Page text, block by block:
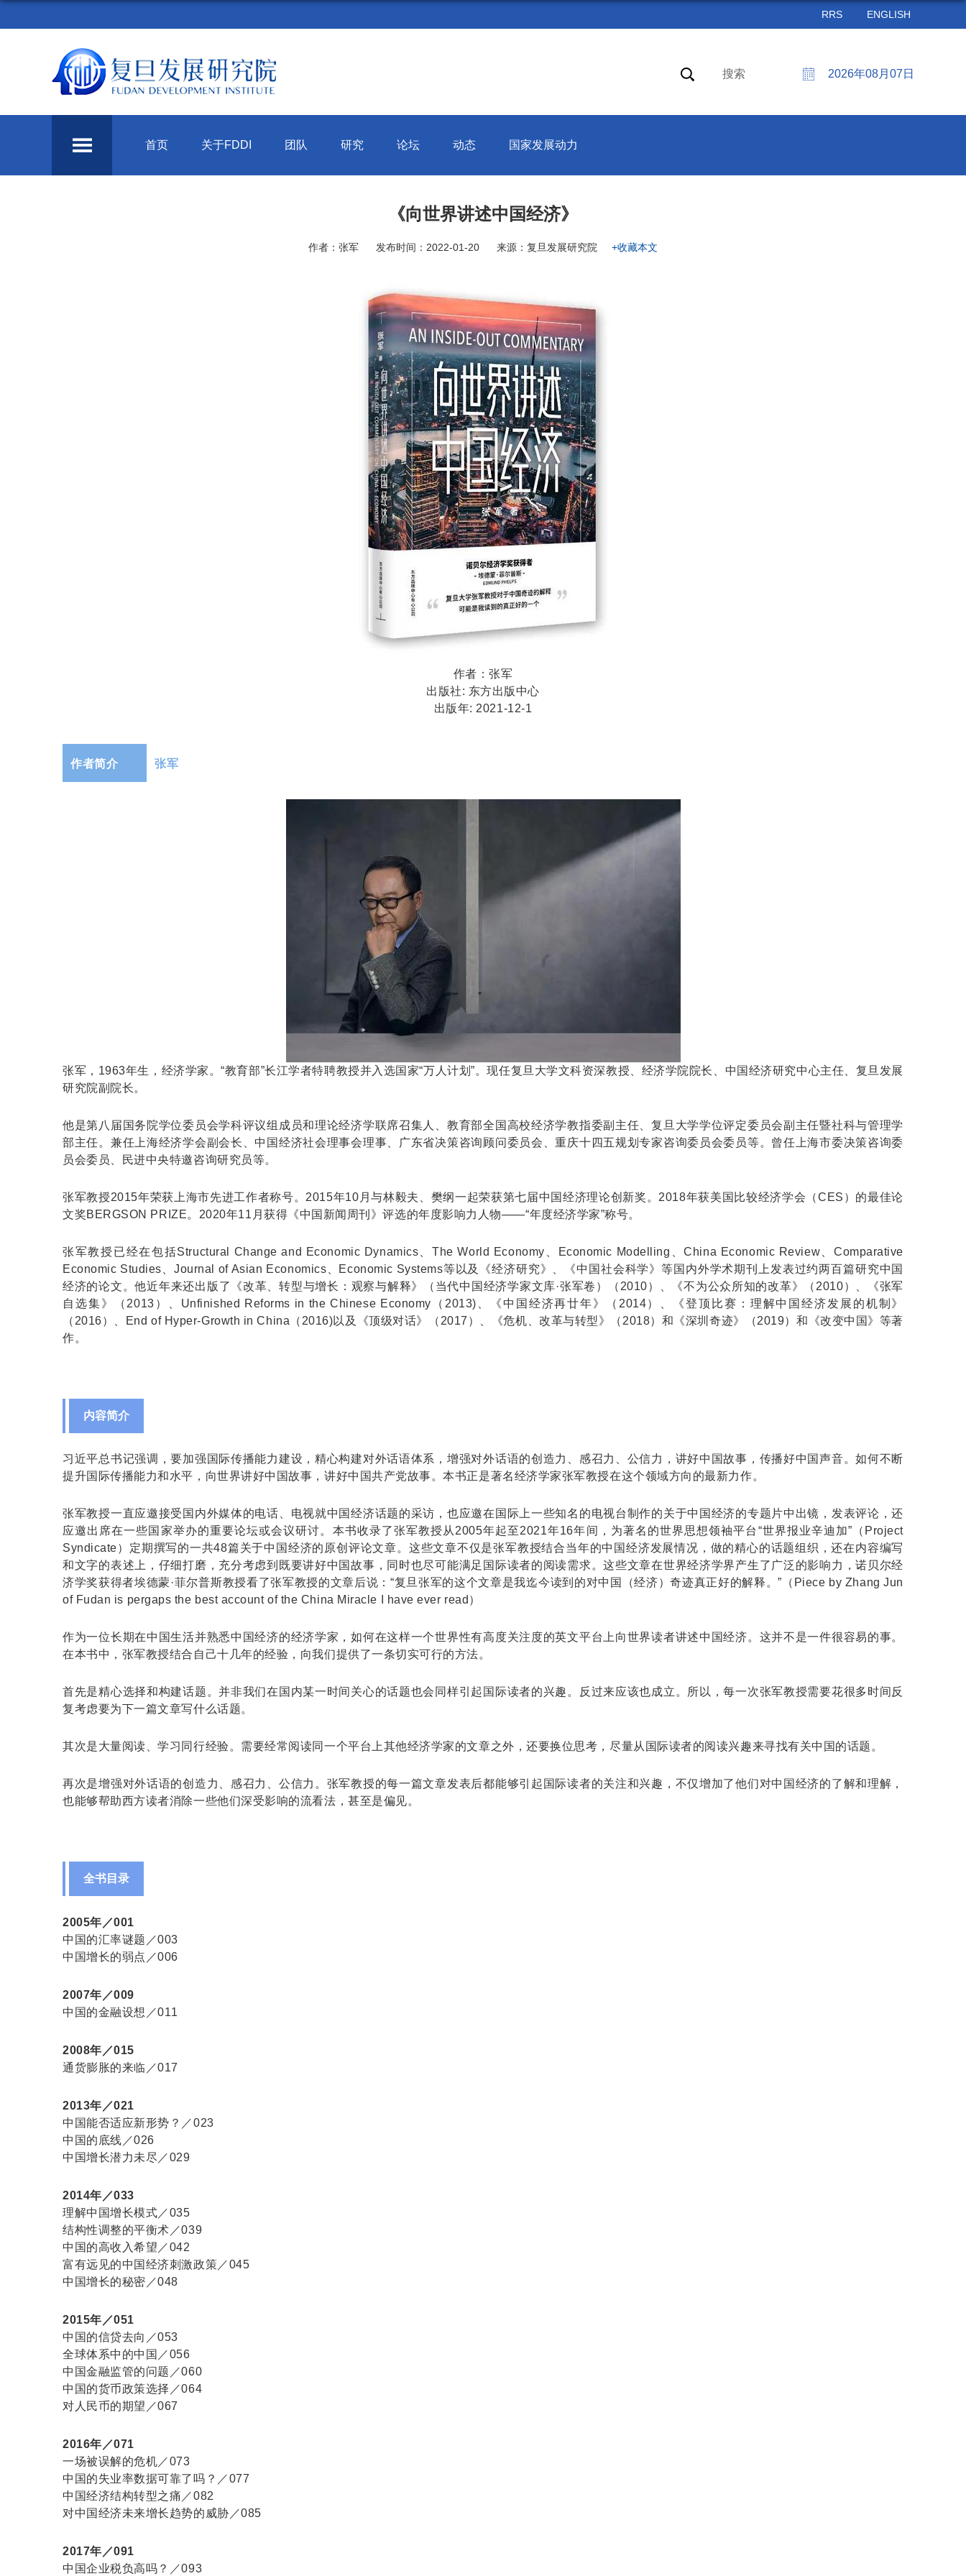
RRS ENGLISH
2026年08月07日
搜索
首页 关于FDDI 团队 研究 论坛 动态 国家发展动力
《向世界讲述中国经济》
作者：张军 发布时间：2022-01-20 来源：复旦发展研究院 +收藏本文
作者：张军
出版社: 东方出版中心
出版年: 2021-12-1
作者简介 张军
张军，1963年生，经济学家。“教育部”长江学者特聘教授并入选国家“万人计划”。现任复旦大学文科资深教授、经济学院院长、中国经济研究中心主任、复旦发展
研究院副院长。
他是第八届国务院学位委员会学科评议组成员和理论经济学联席召集人、教育部全国高校经济学教指委副主任、复旦大学学位评定委员会副主任暨社科与管理学
部主任。兼任上海经济学会副会长、中国经济社会理事会理事、广东省决策咨询顾问委员会、重庆十四五规划专家咨询委员会委员等。曾任上海市委决策咨询委
员会委员、民进中央特邀咨询研究员等。
张军教授2015年荣获上海市先进工作者称号。2015年10月与林毅夫、樊纲一起荣获第七届中国经济理论创新奖。2018年获美国比较经济学会（CES）的最佳论
文奖BERGSON PRIZE。2020年11月获得《中国新闻周刊》评选的年度影响力人物——“年度经济学家”称号。
张军教授已经在包括Structural Change and Economic Dynamics、The World Economy、Economic Modelling、China Economic Review、Comparative
Economic Studies、Journal of Asian Economics、Economic Systems等以及《经济研究》、《中国社会科学》等国内外学术期刊上发表过约两百篇研究中国
经济的论文。他近年来还出版了《改革、转型与增长：观察与解释》（当代中国经济学家文库·张军卷）（2010）、《不为公众所知的改革》（2010）、《张军
自选集》（2013）、Unfinished Reforms in the Chinese Economy（2013)、《中国经济再廿年》（2014）、《登顶比赛：理解中国经济发展的机制》
（2016）、End of Hyper-Growth in China（2016)以及《顶级对话》（2017）、《危机、改革与转型》（2018）和《深圳奇迹》（2019）和《改变中国》等著
作。
内容简介
习近平总书记强调，要加强国际传播能力建设，精心构建对外话语体系，增强对外话语的创造力、感召力、公信力，讲好中国故事，传播好中国声音。如何不断
提升国际传播能力和水平，向世界讲好中国故事，讲好中国共产党故事。本书正是著名经济学家张军教授在这个领域方向的最新力作。
张军教授一直应邀接受国内外媒体的电话、电视就中国经济话题的采访，也应邀在国际上一些知名的电视台制作的关于中国经济的专题片中出镜，发表评论，还
应邀出席在一些国家举办的重要论坛或会议研讨。本书收录了张军教授从2005年起至2021年16年间，为著名的世界思想领袖平台“世界报业辛迪加”（Project
Syndicate）定期撰写的一共48篇关于中国经济的原创评论文章。这些文章不仅是张军教授结合当年的中国经济发展情况，做的精心的话题组织，还在内容编写
和文字的表述上，仔细打磨，充分考虑到既要讲好中国故事，同时也尽可能满足国际读者的阅读需求。这些文章在世界经济学界产生了广泛的影响力，诺贝尔经
济学奖获得者埃德蒙·菲尔普斯教授看了张军教授的文章后说：“复旦张军的这个文章是我迄今读到的对中国（经济）奇迹真正好的解释。”（Piece by Zhang Jun
of Fudan is pergaps the best account of the China Miracle I have ever read）
作为一位长期在中国生活并熟悉中国经济的经济学家，如何在这样一个世界性有高度关注度的英文平台上向世界读者讲述中国经济。这并不是一件很容易的事。
在本书中，张军教授结合自己十几年的经验，向我们提供了一条切实可行的方法。
首先是精心选择和构建话题。并非我们在国内某一时间关心的话题也会同样引起国际读者的兴趣。反过来应该也成立。所以，每一次张军教授需要花很多时间反
复考虑要为下一篇文章写什么话题。
其次是大量阅读、学习同行经验。需要经常阅读同一个平台上其他经济学家的文章之外，还要换位思考，尽量从国际读者的阅读兴趣来寻找有关中国的话题。
再次是增强对外话语的创造力、感召力、公信力。张军教授的每一篇文章发表后都能够引起国际读者的关注和兴趣，不仅增加了他们对中国经济的了解和理解，
也能够帮助西方读者消除一些他们深受影响的流看法，甚至是偏见。
全书目录
2005年／001
中国的汇率谜题／003
中国增长的弱点／006
2007年／009
中国的金融设想／011
2008年／015
通货膨胀的来临／017
2013年／021
中国能否适应新形势？／023
中国的底线／026
中国增长潜力未尽／029
2014年／033
理解中国增长模式／035
结构性调整的平衡术／039
中国的高收入希望／042
富有远见的中国经济刺激政策／045
中国增长的秘密／048
2015年／051
中国的信贷去向／053
全球体系中的中国／056
中国金融监管的问题／060
中国的货币政策选择／064
对人民币的期望／067
2016年／071
一场被误解的危机／073
中国的失业率数据可靠了吗？／077
中国经济结构转型之痛／082
对中国经济未来增长趋势的威胁／085
2017年／091
中国企业税负高吗？／093